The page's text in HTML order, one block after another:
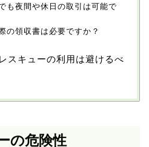
も夜間や休日の取引は可能で
の領収書は必要ですか？
スキューの利用は避けるべ
の危険性